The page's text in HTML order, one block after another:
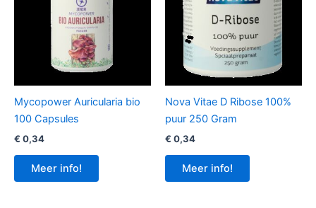
Mycopower Auricularia bio
100 Capsules
€ 0,34
Meer info!
Nova Vitae D Ribose 100%
puur 250 Gram
€ 0,34
Meer info!